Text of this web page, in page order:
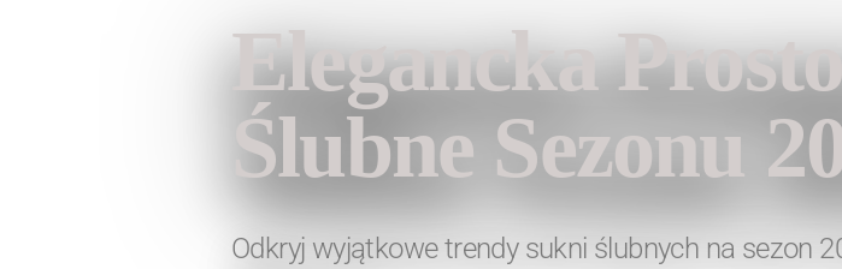
Elegancka
Ślubne Sezonu
Odkryj wyjątkowe trendy sukni ślubnych na sezon